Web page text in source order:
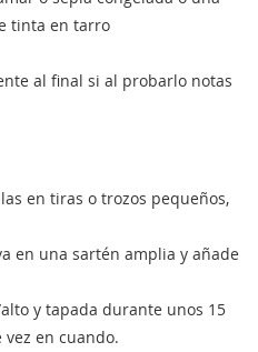
tinta en tarro
al final si al probarlo notas
en tiras o trozos pequeños,
en una sartén amplia y añade
y tapada durante unos 15
en cuando.